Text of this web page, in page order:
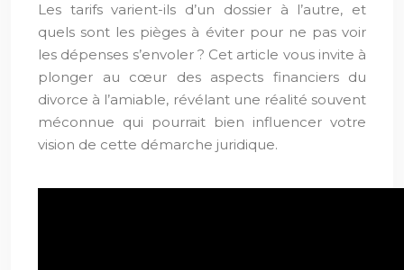
Les tarifs varient-ils d’un dossier à l’autre, et
quels sont les pièges à éviter pour ne pas voir
les dépenses s’envoler ? Cet article vous invite à
plonger au cœur des aspects financiers du
divorce à l’amiable, révélant une réalité souvent
méconnue qui pourrait bien influencer votre
vision de cette démarche juridique.